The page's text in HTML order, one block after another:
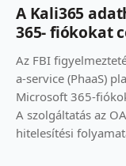
A Kali365
365- fiókokat
Az FBI
a-service (PhaaS)
Microsoft 365-
A szolgáltatás az
hitelesítési